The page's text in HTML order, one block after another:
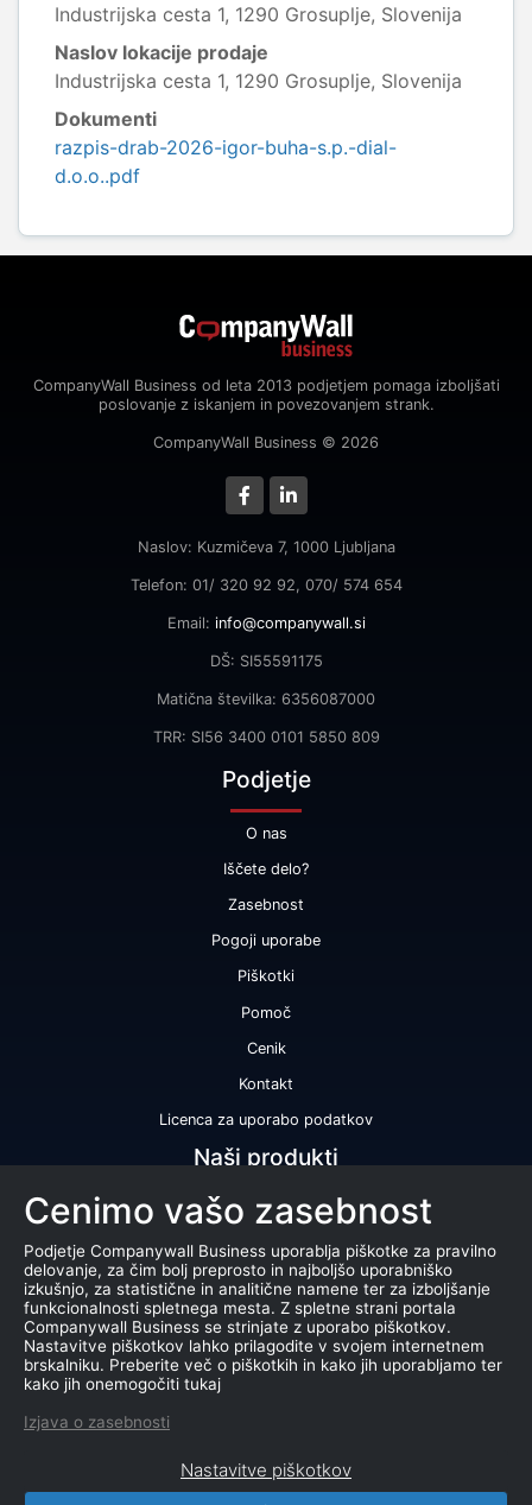
Industrijska cesta 1, 1290 Grosuplje, Slovenija
Naslov lokacije prodaje
Industrijska cesta 1, 1290 Grosuplje, Slovenija
Dokumenti
razpis-drab-2026-igor-buha-s.p.-dial-
d.o.o..pdf
CompanyWall Business od leta 2013 podjetjem pomaga izboljšati
poslovanje z iskanjem in povezovanjem strank.
CompanyWall Business © 2026
Naslov: Kuzmičeva 7, 1000 Ljubljana
Telefon: 01/ 320 92 92, 070/ 574 654
Email: info@companywall.si
DŠ: SI55591175
Matična številka: 6356087000
TRR: SI56 3400 0101 5850 809
Podjetje
O nas
Iščete delo?
Zasebnost
Pogoji uporabe
Piškotki
Pomoč
Cenik
Kontakt
Licenca za uporabo podatkov
Naši produkti
Bonitetna ocena
Bonitetno poročilo
Certifikat bonitetne odličnosti
Produkti
Sodelovanje z registrom AJPES
Marketing baza podatkov
Cenimo vašo zasebnost
Podjetje Companywall Business uporablja piškotke za pravilno
delovanje, za čim bolj preprosto in najboljšo uporabniško
izkušnjo, za statistične in analitične namene ter za izboljšanje
funkcionalnosti spletnega mesta. Z spletne strani portala
Companywall Business se strinjate z uporabo piškotkov.
Nastavitve piškotkov lahko prilagodite v svojem internetnem
brskalniku. Preberite več o piškotkih in kako jih uporabljamo ter
kako jih onemogočiti tukaj
Izjava o zasebnosti
Nastavitve piškotkov